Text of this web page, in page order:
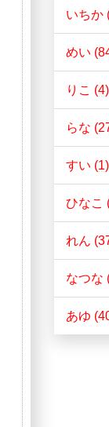
いちか
めい
りこ (4)
らな
すい (1)
ひなこ
れん
なつな
あゆ